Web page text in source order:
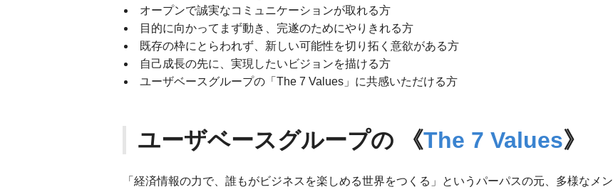
オープンで誠実なコミュニケーションが取れる方
目的に向かってまず動き、完遂のためにやりきれる方
既存の枠にとらわれず、新しい可能性を切り拓く意欲がある方
自己成長の先に、実現したいビジョンを描ける方
ユーザベースグループの「The 7 Values」に共感いただける方
ユーザベースグループの 《The 7 Values》
「経済情報の力で、誰もがビジネスを楽しめる世界をつくる」というパーパスの元、多様なメン